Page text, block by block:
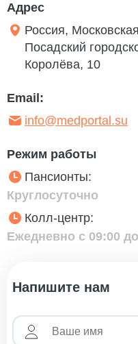
Адрес
Россия,
Посадский
Королёва, 10
Email:
info@medportal.su
Режим работы
Пансионты:
Круглосуточно
Колл-центр:
Ежедневно с 09:00
Напишите нам